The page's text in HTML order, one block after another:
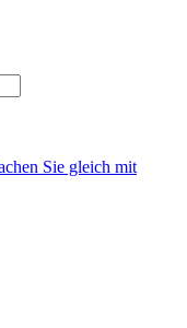
Sie gleich mit